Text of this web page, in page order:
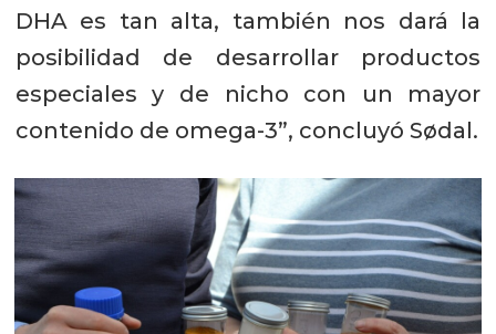
DHA es tan alta, también nos dará la
posibilidad de desarrollar productos
especiales y de nicho con un mayor
contenido de omega-3”, concluyó Sødal.